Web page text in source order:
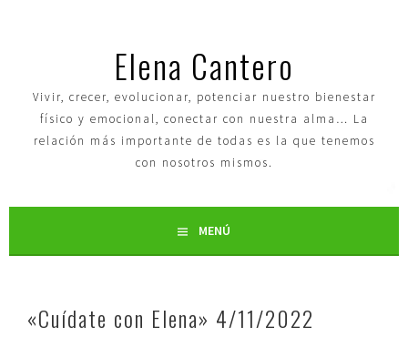
Elena Cantero
Vivir, crecer, evolucionar, potenciar nuestro bienestar
físico y emocional, conectar con nuestra alma… La
relación más importante de todas es la que tenemos
con nosotros mismos.
MENÚ
«Cuídate con Elena» 4/11/2022